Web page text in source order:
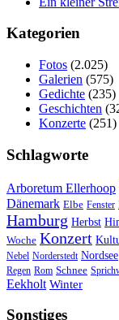
Kategorien
Fotos (2.025)
Galerien (575)
Gedichte (235)
Geschichten
Konzerte (251)
Schlagworte
Arboretum Ellerhoop
Dänemark Elbe Fenster
Hamburg Herbst
Woche Konzert
Nebel Norderstedt Nordsee
Regen Rom Schnee
Eekholt Winter
Sonstiges